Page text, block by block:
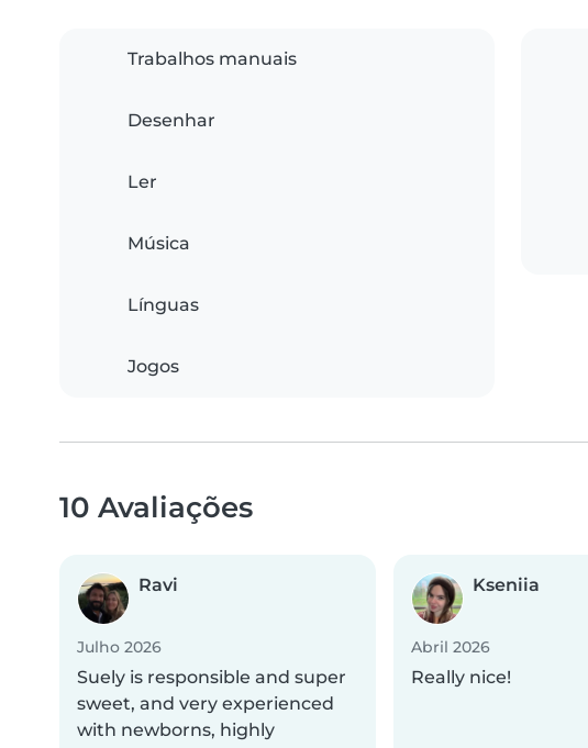
Trabalhos manuais
Desenhar
Ler
Música
Línguas
Jogos
10 Avaliações
Ravi
Julho 2026
Suely is responsible and super
sweet, and very experienced
with newborns, highly
Kseniia
Abril 2026
Really nice!